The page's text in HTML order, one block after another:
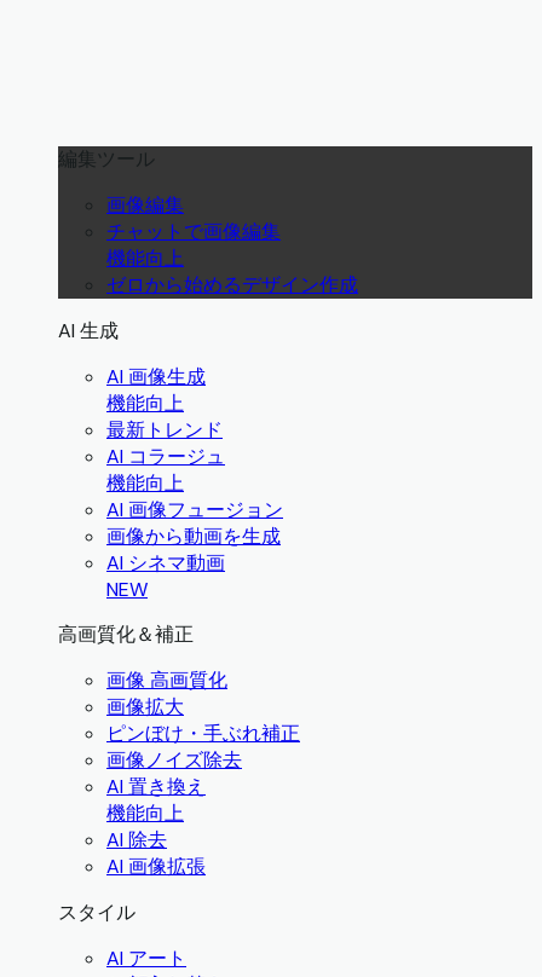
編集ツール
画像編集
チャットで画像編集
機能向上
ゼロから始めるデザイン作成
AI 生成
AI 画像生成
機能向上
最新トレンド
AI コラージュ
機能向上
AI 画像フュージョン
画像から動画を生成
AI シネマ動画
NEW
高画質化＆補正
画像 高画質化
画像拡大
ピンぼけ・手ぶれ補正
画像ノイズ除去
AI 置き換え
機能向上
AI 除去
AI 画像拡張
スタイル
AI アート